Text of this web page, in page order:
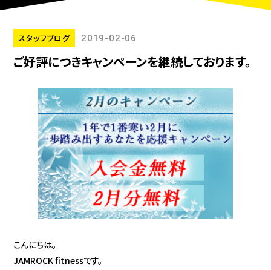
スタッフブログ 2019-02-06
ご好評につきキャンペーンを継続しております。
こんにちは。
JAMROCK fitnessです。